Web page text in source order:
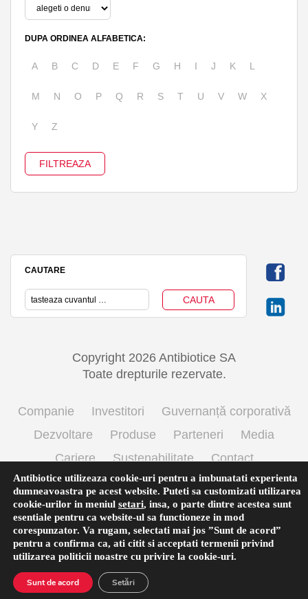
DUPA ORDINEA ALFABETICA:
A B C D E F G H I J K L
M N O P Q R S T U V W X
Y Z
CAUTARE
Copyright 2026 Antibiotice SA
Toate drepturile rezervate.
Companie Investitori
Guvernanță corporativă
Dezvoltare
Produse Parteneri
Media
Cariere
Sustenabilitate
Contact
Termeni si conditii de utilizare
Politica cookie
Prelucrarea datelor cu caracter personal
Antibiotice utilizeaza cookie-uri pentru a imbunatati experienta
dumneavoastra pe acest website. Puteti sa customizati utilizarea
cookie-urilor in meniul setari, insa, o parte dintre acestea sunt
esentiale pentru ca website-ul sa functioneze in mod
corespunzator. Va rugam, selectati mai jos ”Sunt de acord”
pentru a confirma ca, ati citit si acceptati termenii privind
utilizarea politicii noastre cu privire la cookie-uri.
Sunt de acord Setări
English(Engleză) Română